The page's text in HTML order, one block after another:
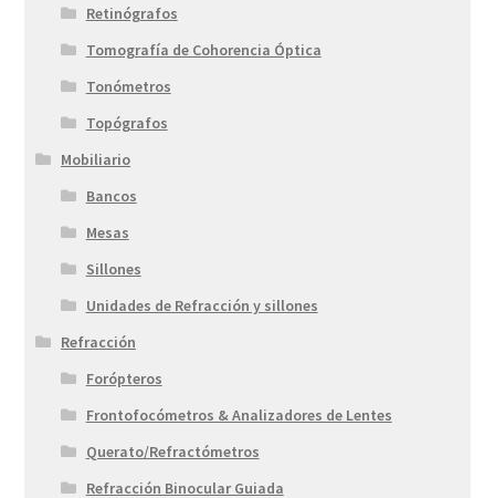
Retinógrafos
Tomografía de Cohorencia Óptica
Tonómetros
Topógrafos
Mobiliario
Bancos
Mesas
Sillones
Unidades de Refracción y sillones
Refracción
Forópteros
Frontofocómetros & Analizadores de Lentes
Querato/Refractómetros
Refracción Binocular Guiada